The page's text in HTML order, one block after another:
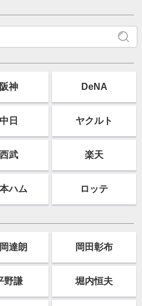
阪神 DeNA
中日 ヤクルト
西武 楽天
ハム ロッテ
達朗 岡田彰布
野謙 堀内恒夫